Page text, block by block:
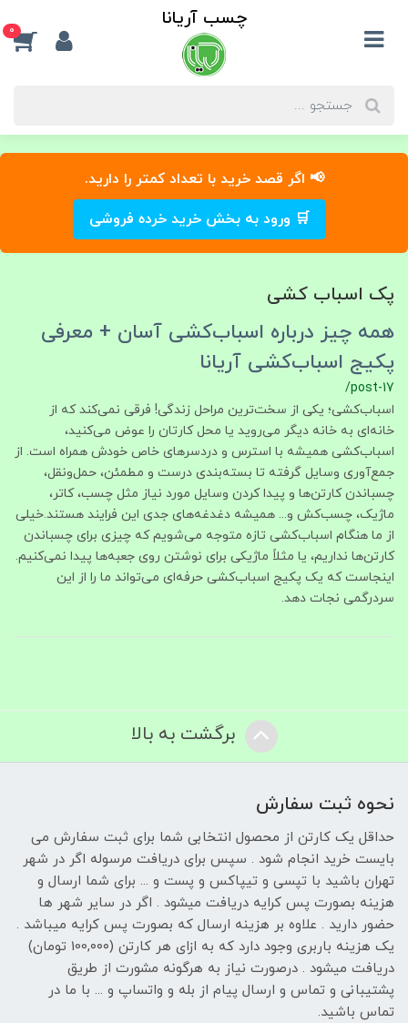
📢 اگر قصد خرید با تعداد کمتر را دارید.
🛒 ورود به بخش خرید خرده فروشی
چسب آریانا 0
پک اسباب کشی
همه چیز درباره اسباب‌کشی آسان + معرفی
پکیج اسباب‌کشی آریانا
/post-17
اسباب‌کشی؛ یکی از سخت‌ترین مراحل زندگی! فرقی نمی‌کند که از
خانه‌ای به خانه دیگر می‌روید یا محل کارتان را عوض می‌کنید،
اسباب‌کشی همیشه با استرس و دردسرهای خاص خودش همراه است. از
جمع‌آوری وسایل گرفته تا بسته‌بندی درست و مطمئن، حمل‌ونقل،
چسباندن کارتن‌ها و پیدا کردن وسایل مورد نیاز مثل چسب، کاتر،
ماژیک، چسب‌کش و... همیشه دغدغه‌های جدی این فرایند هستند.خیلی
از ما هنگام اسباب‌کشی تازه متوجه می‌شویم که چیزی برای چسباندن
کارتن‌ها نداریم، یا مثلاً ماژیکی برای نوشتن روی جعبه‌ها پیدا نمی‌کنیم.
اینجاست که یک پکیج اسباب‌کشی حرفه‌ای می‌تواند ما را از این
سردرگمی نجات دهد.
برگشت به بالا
نحوه ثبت سفارش
حداقل یک کارتن از محصول انتخابی شما برای ثبت سفارش می
بایست خرید انجام شود . سپس برای دریافت مرسوله اگر در شهر
تهران باشید با تپسی و تیپاکس و پست و ... برای شما ارسال و
هزینه بصورت پس کرایه دریافت میشود . اگر در سایر شهر ها
حضور دارید . علاوه بر هزینه ارسال که بصورت پس کرایه میباشد .
یک هزینه باربری وجود دارد که به ازای هر کارتن (100,۰۰۰ تومان)
دریافت میشود . درصورت نیاز به هرگونه مشورت از طریق
پشتیبانی و تماس و ارسال پیام از بله و واتساپ و ... با ما در
تماس باشید.